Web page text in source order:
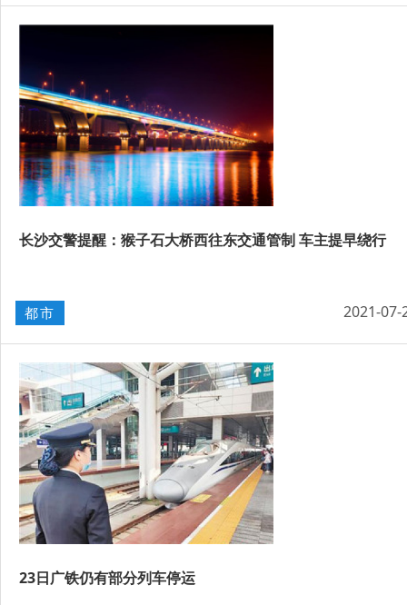
长沙交警提醒：猴子石大桥西往东交通管制 车主提早绕行
都市 2021-07-
23日广铁仍有部分列车停运